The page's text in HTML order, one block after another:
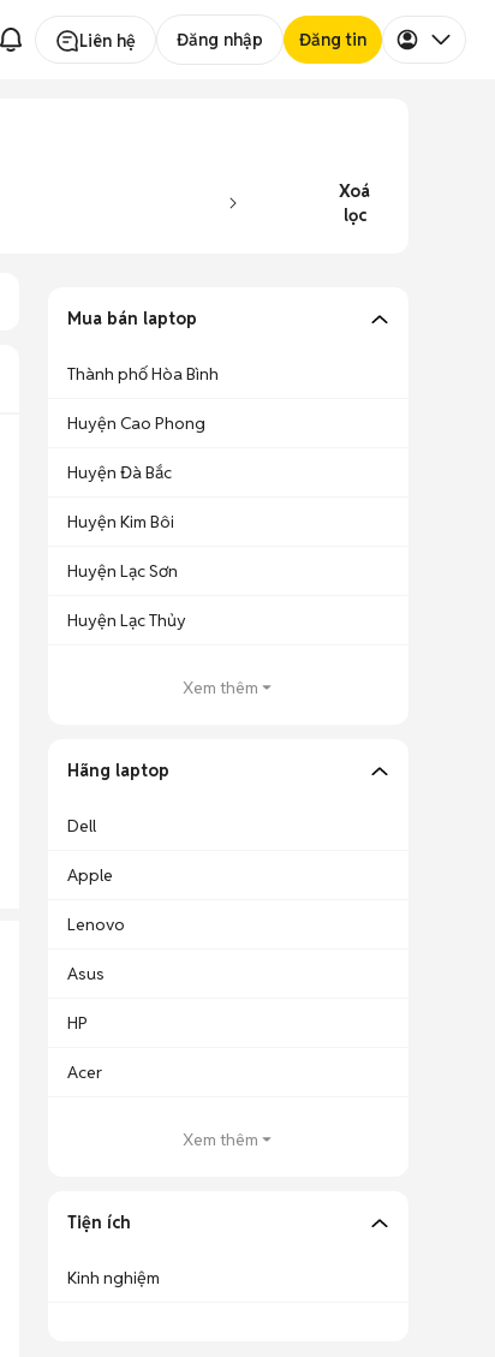
Liên hệ Đăng nhập Đăng tin
Xoá
lọc
Mua bán laptop
Thành phố Hòa Bình
Huyện Cao Phong
Huyện Đà Bắc
Huyện Kim Bôi
Huyện Lạc Sơn
Huyện Lạc Thủy
Xem thêm
Hãng laptop
Dell
Apple
Lenovo
Asus
HP
Acer
Xem thêm
Tiện ích
Kinh nghiệm